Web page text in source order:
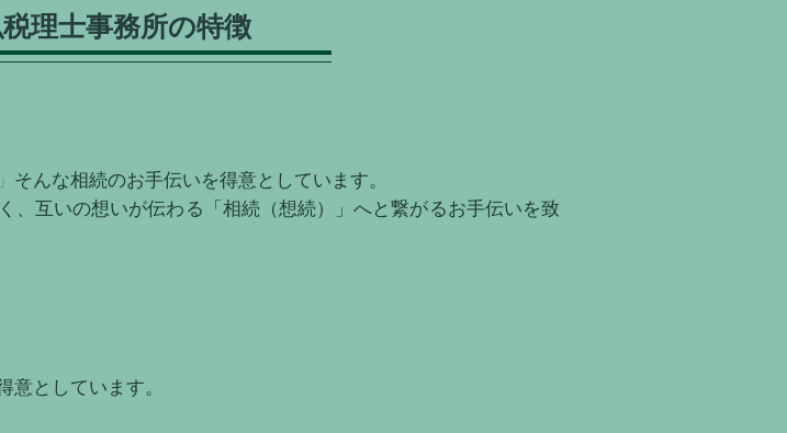
理士事務所の特徴
そんな相続のお手伝いを得意としています。
、互いの想いが伝わる「相続（想続）」へと繋がるお手伝いを致
としています。